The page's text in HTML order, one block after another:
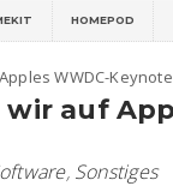
HOMEPOD
WWDC-
auf
, Sonstiges